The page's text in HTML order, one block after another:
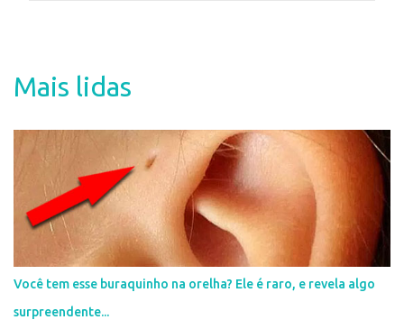
á
Mais lidas
Você tem esse buraquinho na orelha? Ele é raro, e revela algo
surpreendente...